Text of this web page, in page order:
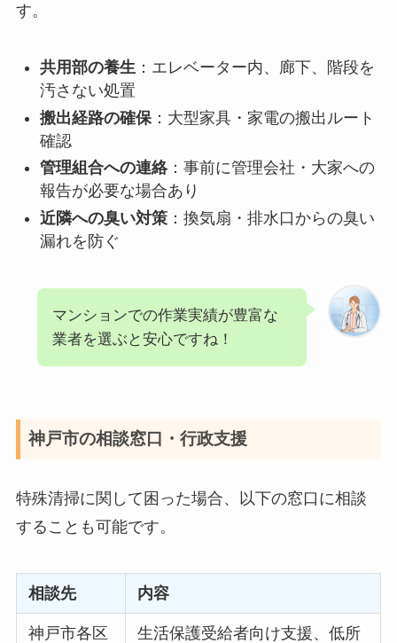
す。
共用部の養生：エレベーター内、廊下、階段を
汚さない処置
搬出経路の確保：大型家具・家電の搬出ルート
確認
管理組合への連絡：事前に管理会社・大家への
報告が必要な場合あり
近隣への臭い対策：換気扇・排水口からの臭い
漏れを防ぐ
マンションでの作業実績が豊富な
業者を選ぶと安心ですね！
神戸市の相談窓口・行政支援
特殊清掃に関して困った場合、以下の窓口に相談
することも可能です。
相談先 内容
神戸市各区
生活保護受給者向け支援、低所